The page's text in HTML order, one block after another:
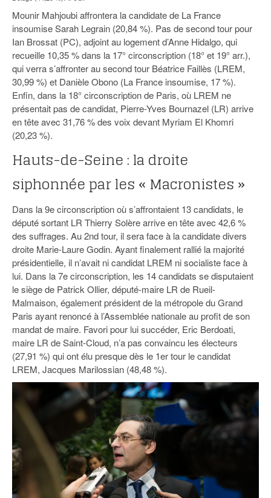
Mounir Mahjoubi affrontera la candidate de La France
insoumise Sarah Legrain (20,84 %). Pas de second tour pour
Ian Brossat (PC), adjoint au logement d’Anne Hidalgo, qui
recueille 10,35 % dans la 17° circonscription (18° et 19° arr.),
qui verra s’affronter au second tour Béatrice Faillès (LREM,
30,99 %) et Danièle Obono (La France insoumise, 17 %).
Enfin, dans la 18° circonscription de Paris, où LREM ne
présentait pas de candidat, Pierre-Yves Bournazel (LR) arrive
en tête avec 31,76 % des voix devant Myriam El Khomri
(20,23 %).
Hauts-de-Seine : la droite
siphonnée par les « Macronistes »
Dans la 9e circonscription où s’affrontaient 13 candidats, le
député sortant LR Thierry Solère arrive en tête avec 42,6 %
des suffrages. Au 2nd tour, il sera face à la candidate divers
droite Marie-Laure Godin. Ayant finalement rallié la majorité
présidentielle, il n’avait ni candidat LREM ni socialiste face à
lui. Dans la 7e circonscription, les 14 candidats se disputaient
le siège de Patrick Ollier, député-maire LR de Rueil-
Malmaison, également président de la métropole du Grand
Paris ayant renoncé à l’Assemblée nationale au profit de son
mandat de maire. Favori pour lui succéder, Eric Berdoati,
maire LR de Saint-Cloud, n’a pas convaincu les électeurs
(27,91 %) qui ont élu presque dès le 1er tour le candidat
LREM, Jacques Marilossian (48,48 %).